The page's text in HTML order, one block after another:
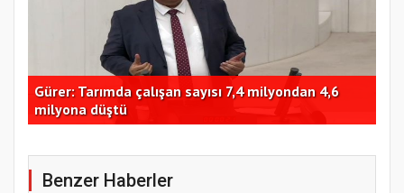
Gürer: Tarımda çalışan sayısı 7,4 milyondan 4,6
milyona düştü
Benzer Haberler